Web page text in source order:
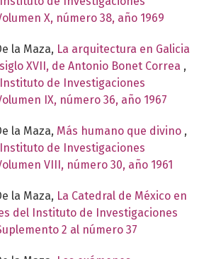
X, número 38, año 1969
la Maza, La arquitectura en Galicia
XVII, de Antonio Bonet Correa ,
de Investigaciones
IX, número 36, año 1967
la Maza, Más humano que divino ,
de Investigaciones
VIII, número 30, año 1961
la Maza, La Catedral de México en
del Instituto de Investigaciones
2 al número 37